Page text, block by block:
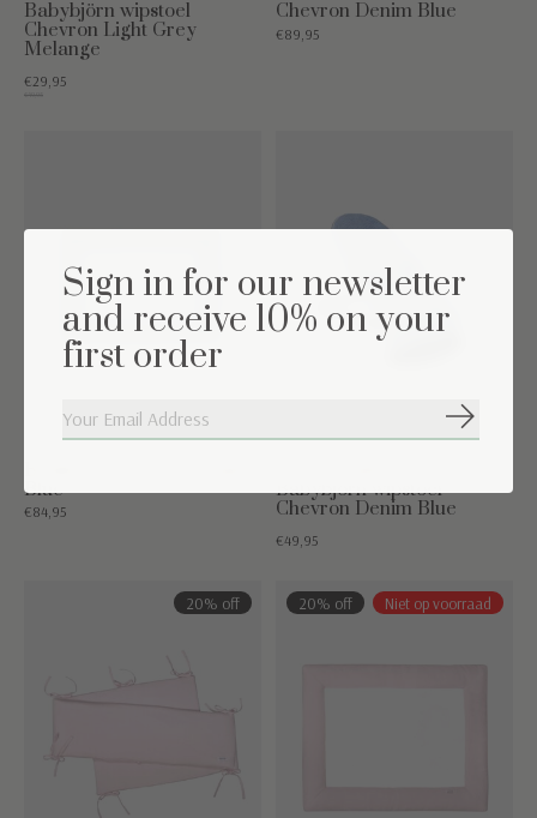
Babybjörn wipstoel
Chevron Light Grey
Melange
€29,95
€49,95
Chevron Denim Blue
€89,95
Blue
€84,95
Babybjörn wipstoel
Chevron Denim Blue
€49,95
20% off 20% off Niet op voorraad
Sign in for our newsletter
and receive 10% on your
first order
Abonneer